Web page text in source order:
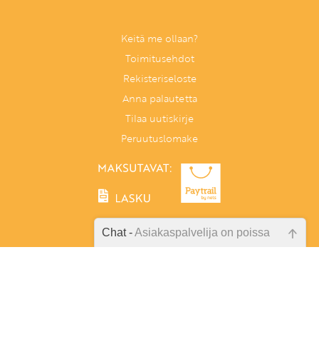
Keitä me ollaan?
Toimitusehdot
Rekisteriseloste
Anna palautetta
Tilaa uutiskirje
Peruutuslomake
Chat -Asiakaspalvelija on poissa